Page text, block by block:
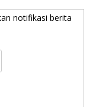
notifikasi berita